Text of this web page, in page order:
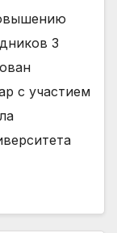
3
с участием